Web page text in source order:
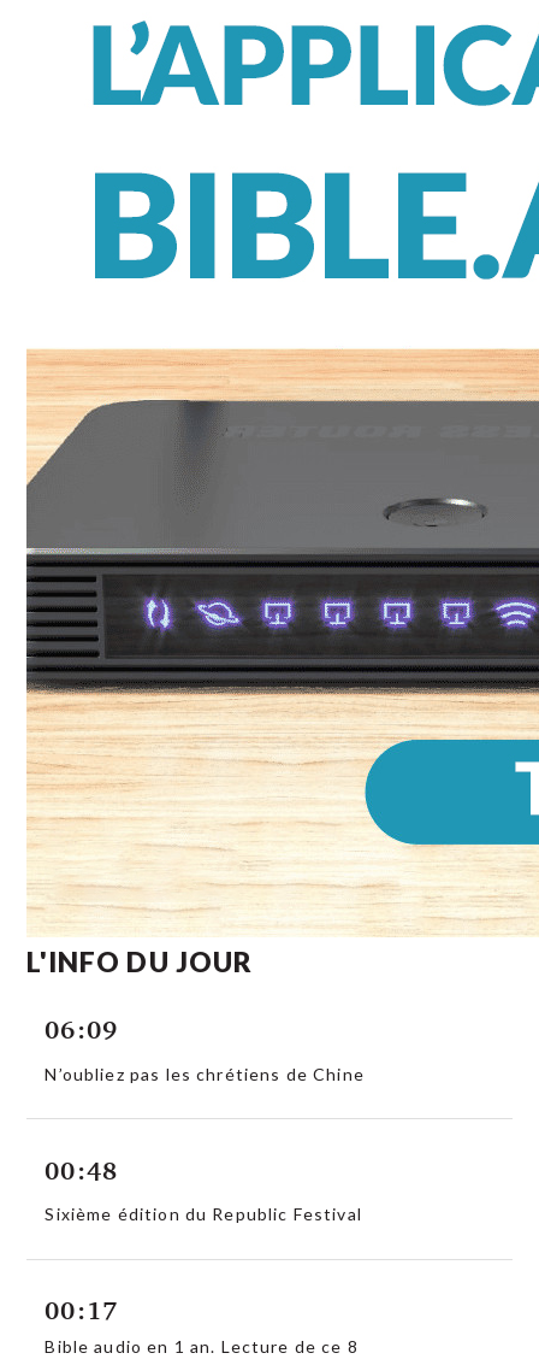
L'INFO DU JOUR
06:09
N’oubliez pas les chrétiens de Chine
00:48
Sixième édition du Republic Festival
00:17
Bible audio en 1 an. Lecture de ce 8